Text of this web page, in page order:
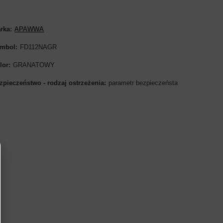
APAWWA
FD112NAGR
GRANATOWY
- rodzaj ostrzeżenia parametr bezpieczeństa